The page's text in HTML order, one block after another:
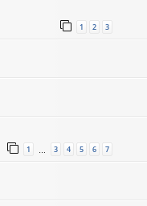
1 2 3
1 … 3 4 5 6 7